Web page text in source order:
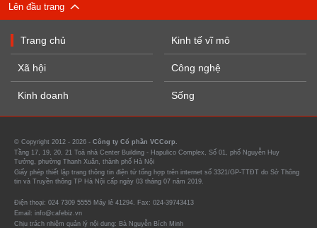
Lên đầu trang
Trang chủ
Xã hội
Kinh doanh
Kinh tế vĩ mô
Công nghệ
Sống
© Copyright 2012 - 2026 - Công ty Cổ phần VCCorp.
Tầng 17, 19, 20, 21 Toà nhà Center Building - Hapulico Complex, Số 01, phố Nguyễn Huy
Tưởng, phường Thanh Xuân, thành phố Hà Nội
Giấy phép thiết lập trang thông tin điện tử tổng hợp trên internet số 3321/GP-TTĐT do Sở Thông
tin và Truyền thông TP Hà Nội cấp ngày 03 tháng 07 năm 2019.
Điện thoại: 024 7309 5555 Máy lẻ 41294. Fax: 024-39743413
Email: info@cafebiz.vn
Chịu trách nhiệm quản lý nội dung: Bà Nguyễn Bích Minh